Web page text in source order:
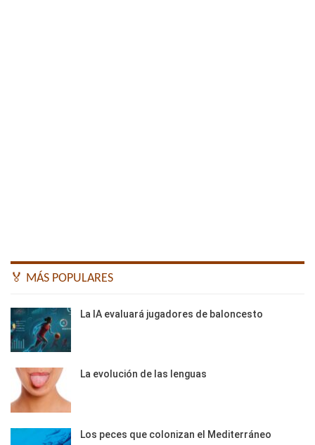
🏅 MÁS POPULARES
La IA evaluará jugadores de baloncesto
La evolución de las lenguas
Los peces que colonizan el Mediterráneo